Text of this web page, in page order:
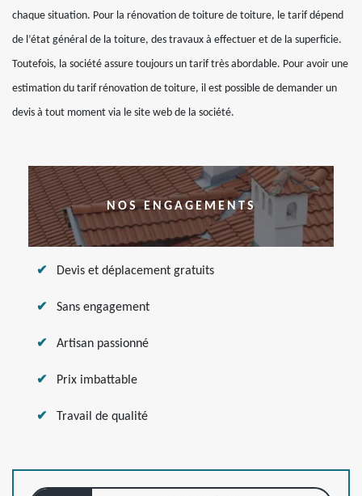
chaque situation. Pour la rénovation de toiture de toiture, le tarif dépend
de l’état général de la toiture, des travaux à effectuer et de la superficie.
Toutefois, la société assure toujours un tarif très abordable. Pour avoir une
estimation du tarif rénovation de toiture, il est possible de demander un
devis à tout moment via le site web de la société.
NOS ENGAGEMENTS
Devis et déplacement gratuits
Sans engagement
Artisan passionné
Prix imbattable
Travail de qualité